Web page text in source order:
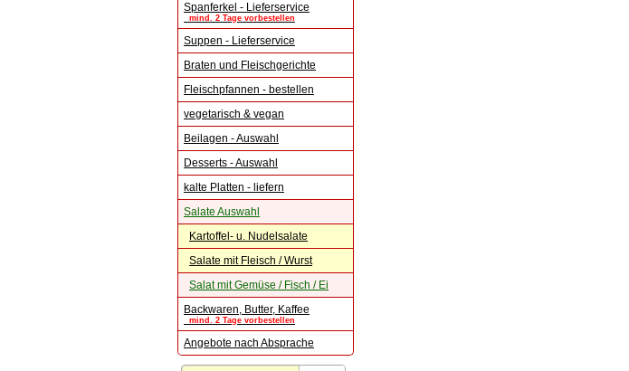
Spanferkel - Lieferservice
mind. 2 Tage vorbestellen
Suppen - Lieferservice
Braten und Fleischgerichte
Fleischpfannen - bestellen
vegetarisch & vegan
Beilagen - Auswahl
Desserts - Auswahl
kalte Platten - liefern
Salate Auswahl
Kartoffel- u. Nudelsalate
Salate mit Fleisch / Wurst
Salat mit Gemüse / Fisch / Ei
Backwaren, Butter, Kaffee
mind. 2 Tage vorbestellen
Angebote nach Absprache